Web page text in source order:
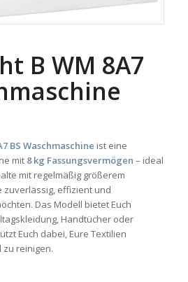
B WM 8A7
BS Waschmaschine ist eine
mit 8 kg Fassungsvermögen – ideal
mit regelmäßig größerem
zuverlässig, effizient und
Das Modell bietet Euch
Handtücher oder
Euch dabei, Eure Textilien
zu reinigen.